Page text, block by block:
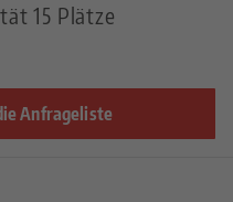
15 Plätze
Anfrageliste